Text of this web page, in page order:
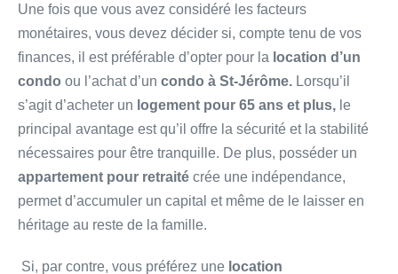
Une fois que vous avez considéré les facteurs
monétaires, vous devez décider si, compte tenu de vos
finances, il est préférable d’opter pour la location d’un
condo ou l’achat d’un condo à St-Jérôme. Lorsqu’il
s’agit d’acheter un logement pour 65 ans et plus, le
principal avantage est qu’il offre la sécurité et la stabilité
nécessaires pour être tranquille. De plus, posséder un
appartement pour retraité crée une indépendance,
permet d’accumuler un capital et même de le laisser en
héritage au reste de la famille.
Si, par contre, vous préférez une location